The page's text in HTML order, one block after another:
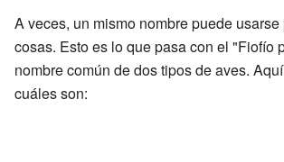
A veces, un mismo nombre puede
cosas. Esto es lo que pasa con el "Fiofío
nombre común de dos tipos de aves.
cuáles son: